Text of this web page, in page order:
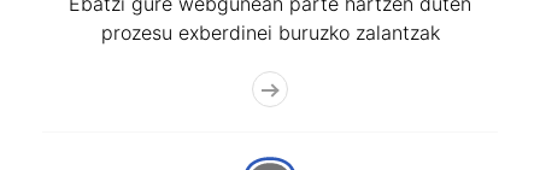
prozesu exberdinei buruzko zalantzak